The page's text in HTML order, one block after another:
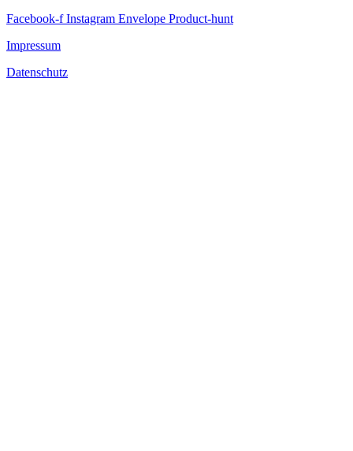
Facebook-f Instagram Envelope Product-hunt
Impressum
Datenschutz